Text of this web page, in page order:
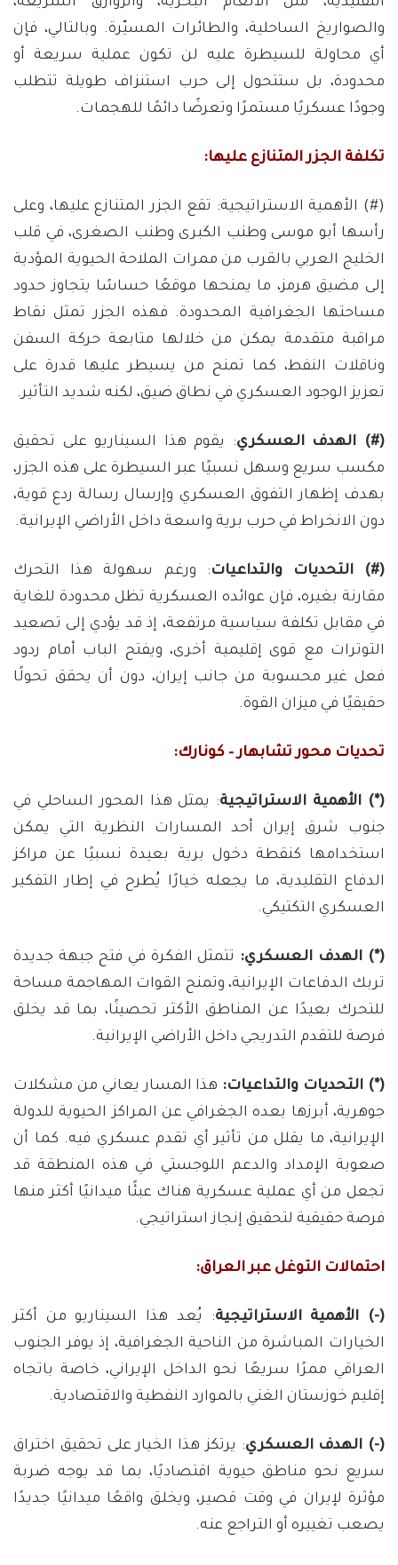
والصواريخ الساحلية، والطائرات المسيّرة. وبالتالي، فإن
أي محاولة للسيطرة عليه لن تكون عملية سريعة أو
محدودة، بل ستتحول إلى حرب استنزاف طويلة تتطلب
وجودًا عسكريًا مستمرًا وتعرضًا دائمًا للهجمات.
تكلفة الجزر المتنازع عليها:
(#) الأهمية الاستراتيجية: تقع الجزر المتنازع عليها، وعلى
رأسها أبو موسى وطنب الكبرى وطنب الصغرى، في قلب
الخليج العربي بالقرب من ممرات الملاحة الحيوية المؤدية
إلى مضيق هرمز، ما يمنحها موقعًا حساسًا يتجاوز حدود
مساحتها الجغرافية المحدودة. فهذه الجزر تمثل نقاط
مراقبة متقدمة يمكن من خلالها متابعة حركة السفن
وناقلات النفط، كما تمنح من يسيطر عليها قدرة على
تعزيز الوجود العسكري في نطاق ضيق، لكنه شديد التأثير.
(#) الهدف العسكري: يقوم هذا السيناريو على تحقيق
مكسب سريع وسهل نسبيًا عبر السيطرة على هذه الجزر،
بهدف إظهار التفوق العسكري وإرسال رسالة ردع قوية،
دون الانخراط في حرب برية واسعة داخل الأراضي الإيرانية.
(#) التحديات والتداعيات: ورغم سهولة هذا التحرك
مقارنة بغيره، فإن عوائده العسكرية تظل محدودة للغاية
في مقابل تكلفة سياسية مرتفعة، إذ قد يؤدي إلى تصعيد
التوترات مع قوى إقليمية أخرى، ويفتح الباب أمام ردود
فعل غير محسوبة من جانب إيران، دون أن يحقق تحولًا
حقيقيًا في ميزان القوة.
تحديات محور تشابهار – كونارك:
(*) الأهمية الاستراتيجية: يمثل هذا المحور الساحلي في
جنوب شرق إيران أحد المسارات النظرية التي يمكن
استخدامها كنقطة دخول برية بعيدة نسبيًا عن مراكز
الدفاع التقليدية، ما يجعله خيارًا يُطرح في إطار التفكير
العسكري التكتيكي.
(*) الهدف العسكري: تتمثل الفكرة في فتح جبهة جديدة
تربك الدفاعات الإيرانية، وتمنح القوات المهاجمة مساحة
للتحرك بعيدًا عن المناطق الأكثر تحصينًا، بما قد يخلق
فرصة للتقدم التدريجي داخل الأراضي الإيرانية.
(*) التحديات والتداعيات: هذا المسار يعاني من مشكلات
جوهرية، أبرزها بعده الجغرافي عن المراكز الحيوية للدولة
الإيرانية، ما يقلل من تأثير أي تقدم عسكري فيه. كما أن
صعوبة الإمداد والدعم اللوجستي في هذه المنطقة قد
تجعل من أي عملية عسكرية هناك عبئًا ميدانيًا أكثر منها
فرصة حقيقية لتحقيق إنجاز استراتيجي.
احتمالات التوغل عبر العراق:
(-) الأهمية الاستراتيجية: يُعد هذا السيناريو من أكثر
الخيارات المباشرة من الناحية الجغرافية، إذ يوفر الجنوب
العراقي ممرًا سريعًا نحو الداخل الإيراني، خاصة باتجاه
إقليم خوزستان الغني بالموارد النفطية والاقتصادية.
(-) الهدف العسكري: يرتكز هذا الخيار على تحقيق اختراق
سريع نحو مناطق حيوية اقتصاديًا، بما قد يوجه ضربة
مؤثرة لإيران في وقت قصير، ويخلق واقعًا ميدانيًا جديدًا
يصعب تغييره أو التراجع عنه.